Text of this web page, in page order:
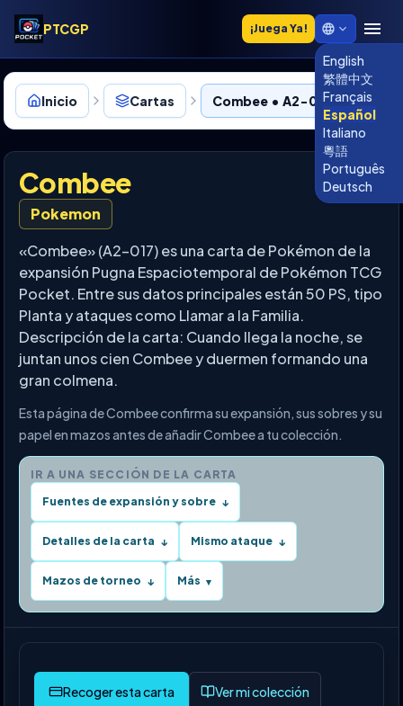
PTCGP ¡Juega Ya!
English
繁體中文
Français
Español
Italiano
粵語
Português
Deutsch
Inicio Cartas Combee • A2-017
Combee
Pokemon
«Combee» (A2-017) es una carta de Pokémon de la
expansión Pugna Espaciotemporal de Pokémon TCG
Pocket. Entre sus datos principales están 50 PS, tipo
Planta y ataques como Llamar a la Familia.
Descripción de la carta: Cuando llega la noche, se
juntan unos cien Combee y duermen formando una
gran colmena.
Esta página de Combee confirma su expansión, sus sobres y su
papel en mazos antes de añadir Combee a tu colección.
IR A UNA SECCIÓN DE LA CARTA
Fuentes de expansión y sobre ↓
Detalles de la carta ↓ Mismo ataque ↓
Mazos de torneo ↓ Más ▾
Ver mi colección